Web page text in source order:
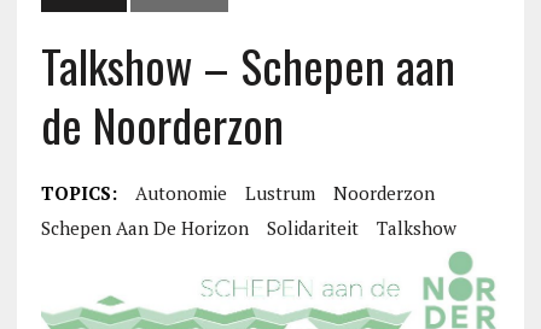
Talkshow – Schepen aan
de Noorderzon
TOPICS: Autonomie Lustrum
Noorderzon
Schepen Aan De Horizon
Solidariteit Talkshow